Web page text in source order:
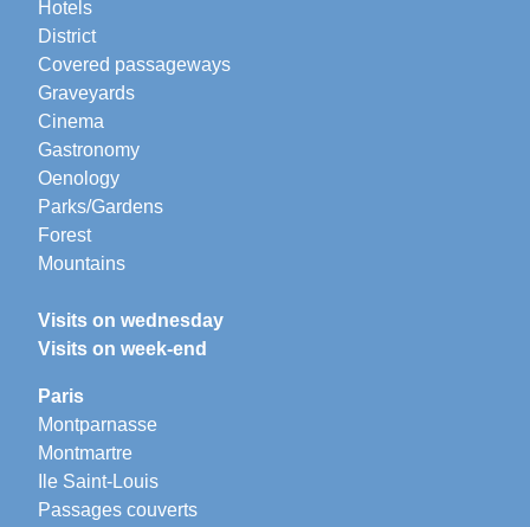
Hotels
District
Covered passageways
Graveyards
Cinema
Gastronomy
Oenology
Parks/Gardens
Forest
Mountains
Visits on wednesday
Visits on week-end
Paris
Montparnasse
Montmartre
Ile Saint-Louis
Passages couverts